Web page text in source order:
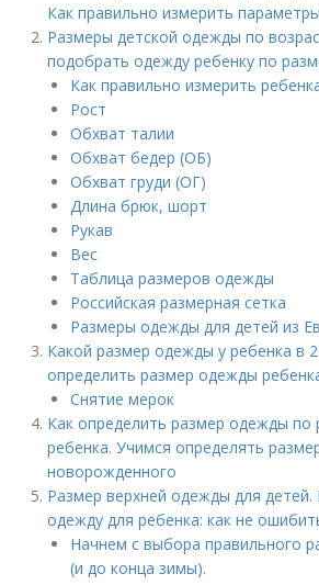
Как правильно измерить
Размеры детской одежды по
подобрать одежду ребенку по
Как правильно измерить
Рост
Обхват талии
Обхват бедер (ОБ)
Обхват груди (ОГ)
Длина брюк, шорт
Рукав
Вес
Таблица размеров одежды
Российская размерная сетка
Размеры одежды для детей из
Какой размер одежды у ребенка в
определить размер одежды
Снятие мерок
Как определить размер одежды по
ребенка. Учимся определять
новорожденного
Размер верхней одежды для
одежду для ребенка: как не
Начнем с выбора правильного
(и до конца зимы).